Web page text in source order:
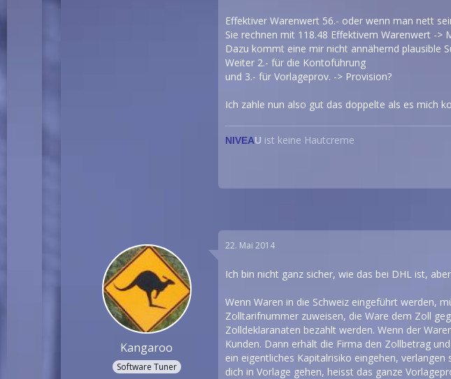
Effektiver Warenwert 56.- oder wenn man nett
Sie rechnen mit 118.48 Effektivem Warenwert ->
Dazu kommt eine mir nicht annähernd plausible
Weiter 2.- für die Kontoführung
und 3.- für Vorlageprov. -> Provision?
Ich zahle nun also gut das doppelte als es mich
NIVEAU ist keine Hautcreme
Kangaroo
Software Tuner
22. Mai 2014
Ich bin nicht ganz sicher, wie das bei DHL ist,
Wenn Waren in die Schweiz eingeführt werden,
Zolltarifnummer zuweisen, die Ware dem Zoll
Zolldeklaranaten bezahlt werden. Wenn der
Kunden. Dann erhält die Firma den Zollbetrag
ein eigentliches Kapitalrisiko eingehen,
dich in Vorlage gehen, heisst das ganze